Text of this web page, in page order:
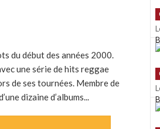
du début des années 2000.
une série de hits reggae
de ses tournées. Membre de
dizaine d’albums...